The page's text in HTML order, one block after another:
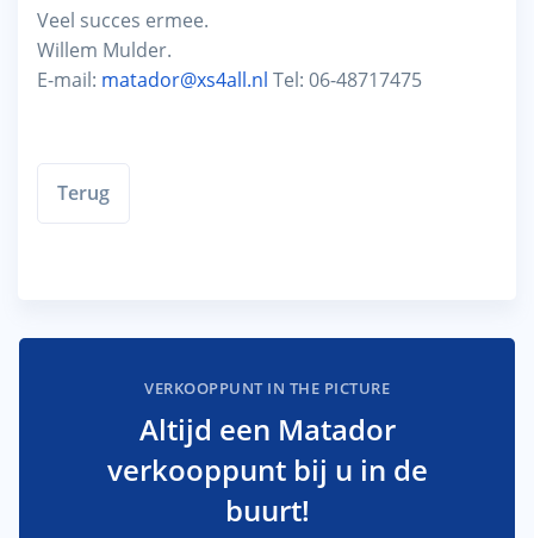
Veel succes ermee.
Willem Mulder.
E-mail: matador@xs4all.nl Tel: 06-48717475
Terug
VERKOOPPUNT IN THE PICTURE
Altijd een Matador
verkooppunt bij u in de
buurt!